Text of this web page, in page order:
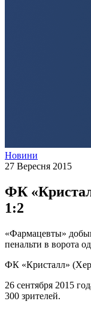
Новини
27 Вересня 2015
ФК
1:2
«Фармацевты»
пенальти в ворота
ФК «Кристалл»
26 сентября 2015
300 зрителей.